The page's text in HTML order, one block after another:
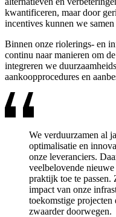
kwantificeren, maar door
incentives kunnen we
Binnen onze riolerings- en
continu naar manieren om
integreren we
aankoopprocedures en
We verduurzamen al
optimalisatie en
onze leveranciers.
veelbelovende
praktijk toe te
impact van onze
toekomstige
zwaarder doorwegen.